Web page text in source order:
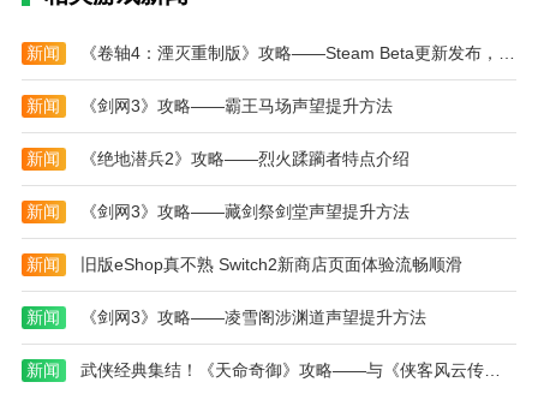
品质的模拟商业体验。
高品质的玩法配合丰富的操作模式，让玩家在操作
过程中感受到强烈的代入感。
存在不同的挑战元素和丰富的升级元素，让玩家可
以尽情享受高品质商业玩法的魅力，随时感受到营造强
烈的商业玩法享受感。
本站为您提供老爹沙威玛 21亿金币版的 手机游戏
，欢迎大家记住本站网址，本站是您下载安卓手游app
最好的网站！
新闻 《卷轴4：湮灭重制版》攻略——Steam Beta更新发布，大量BUG修复提升游戏体验
新闻 《剑网3》攻略——霸王马场声望提升方法
新闻 《绝地潜兵2》攻略——烈火蹂躏者特点介绍
新闻 《剑网3》攻略——藏剑祭剑堂声望提升方法
新闻 旧版eShop真不熟 Switch2新商店页面体验流畅顺滑
新闻 《剑网3》攻略——凌雪阁涉渊道声望提升方法
新闻 武侠经典集结！《天命奇御》攻略——与《侠客风云传》攻略——系列组合包登陆Steam